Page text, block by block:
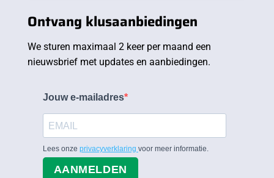
Ontvang klusaanbiedingen
We sturen maximaal 2 keer per maand een
nieuwsbrief met updates en aanbiedingen.
Jouw e-mailadres
Lees onze privacyverklaring voor meer informatie.
AANMELDEN